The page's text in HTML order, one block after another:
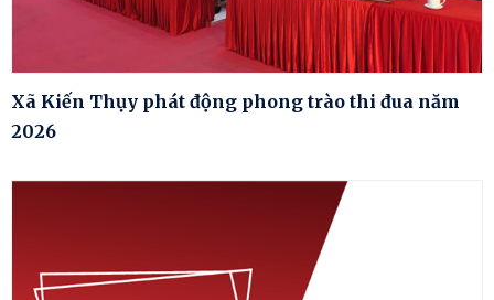
Xã Kiến Thụy phát động phong trào thi đua năm
2026